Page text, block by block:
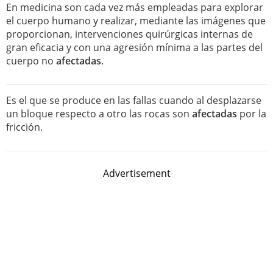
En medicina son cada vez más empleadas para explorar
el cuerpo humano y realizar, mediante las imágenes que
proporcionan, intervenciones quirúrgicas internas de
gran eficacia y con una agresión mínima a las partes del
cuerpo no afectadas.
Es el que se produce en las fallas cuando al desplazarse
un bloque respecto a otro las rocas son afectadas por la
fricción.
Advertisement